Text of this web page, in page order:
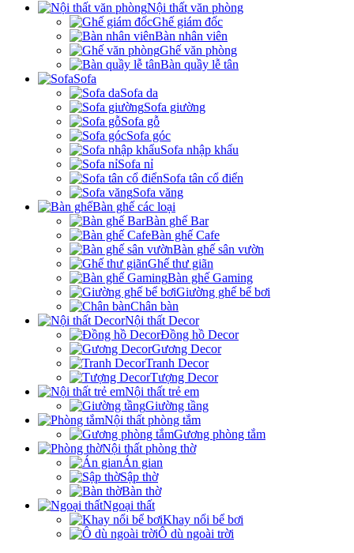
Nội thất văn phòng
Ghế giám đốc
Bàn nhân viên
Ghế văn phòng
Bàn quầy lễ tân
Sofa
Sofa da
Sofa giường
Sofa gỗ
Sofa góc
Sofa nhập khẩu
Sofa nỉ
Sofa tân cổ điển
Sofa văng
Bàn ghế các loại
Bàn ghế Bar
Bàn ghế Cafe
Bàn ghế sân vườn
Ghế thư giãn
Bàn ghế Gaming
Giường ghế bể bơi
Chân bàn
Nội thất Decor
Đồng hồ Decor
Gương Decor
Tranh Decor
Tượng Decor
Nội thất trẻ em
Giường tầng
Nội thất phòng tắm
Gương phòng tắm
Nội thất phòng thờ
Án gian
Sập thờ
Bàn thờ
Ngoại thất
Khay nổi bể bơi
Ô dù ngoài trời